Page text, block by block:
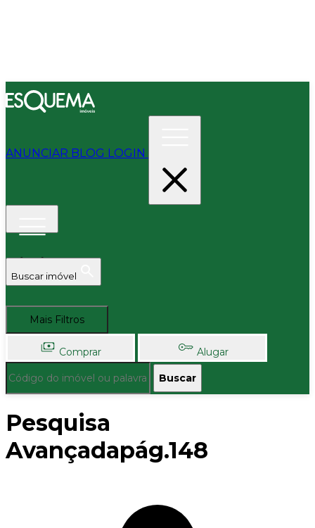
ANUNCIAR BLOG LOGIN
Buscar imóvel
Mais Filtros
Comprar Alugar
Buscar
Pesquisa
Avançadapág.148